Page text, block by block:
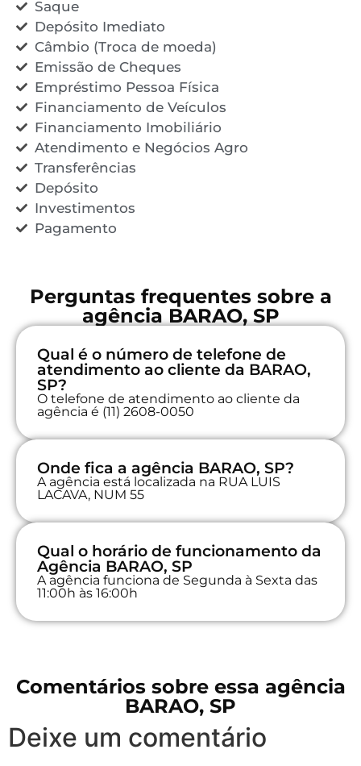
Saque
Depósito Imediato
Câmbio (Troca de moeda)
Emissão de Cheques
Empréstimo Pessoa Física
Financiamento de Veículos
Financiamento Imobiliário
Atendimento e Negócios Agro
Transferências
Depósito
Investimentos
Pagamento
Perguntas frequentes sobre a
agência BARAO, SP
Qual é o número de telefone de
atendimento ao cliente da BARAO,
SP?
O telefone de atendimento ao cliente da
agência é (11) 2608-0050
Onde fica a agência BARAO, SP?
A agência está localizada na RUA LUIS
LACAVA, NUM 55
Qual o horário de funcionamento da
Agência BARAO, SP
A agência funciona de Segunda à Sexta das
11:00h às 16:00h
Comentários sobre essa agência
BARAO, SP
Deixe um comentário